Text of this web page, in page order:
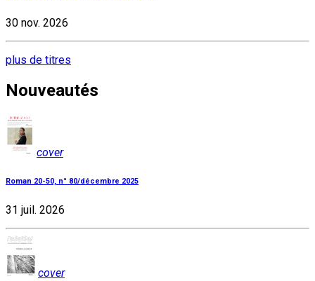
30 nov. 2026
plus de titres
Nouveautés
cover
Roman 20-50, n° 80/décembre 2025
31 juil. 2026
cover